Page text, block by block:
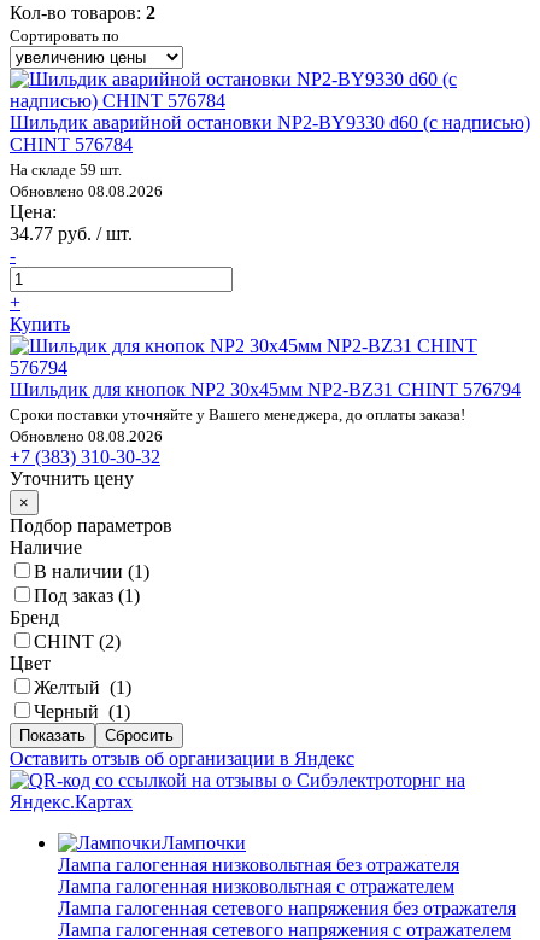
Кол-во товаров: 2
Сортировать по
Шильдик аварийной остановки NP2-BY9330 d60 (с надписью)
CHINT 576784
На складе 59 шт.
Обновлено 08.08.2026
Цена:
34.77 руб. / шт.
-
+
Купить
Шильдик для кнопок NP2 30х45мм NP2-BZ31 CHINT 576794
Сроки поставки уточняйте у Вашего менеджера, до оплаты заказа!
Обновлено 08.08.2026
+7 (383) 310-30-32
Уточнить цену
×
Подбор параметров
Наличие
В наличии (1)
Под заказ (1)
Бренд
CHINT (2)
Цвет
Желтый (1)
Черный (1)
Оставить отзыв об организации в Яндекс
Лампочки
Лампа галогенная низковольтная без отражателя
Лампа галогенная низковольтная с отражателем
Лампа галогенная сетевого напряжения без отражателя
Лампа галогенная сетевого напряжения с отражателем